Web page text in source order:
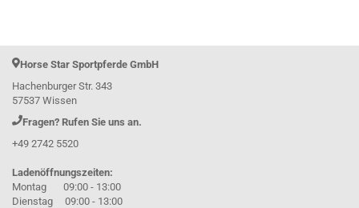
Horse Star Sportpferde GmbH
Hachenburger Str. 343
57537 Wissen
Fragen? Rufen Sie uns an.
+49 2742 5520
Ladenöffnungszeiten:
Montag 09:00 - 13:00
Dienstag 09:00 - 13:00